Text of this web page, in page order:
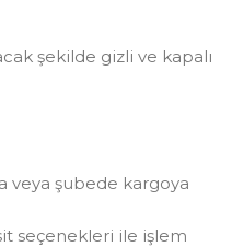
şekilde gizli ve kapalı
veya şubede kargoya
seçenekleri ile işlem